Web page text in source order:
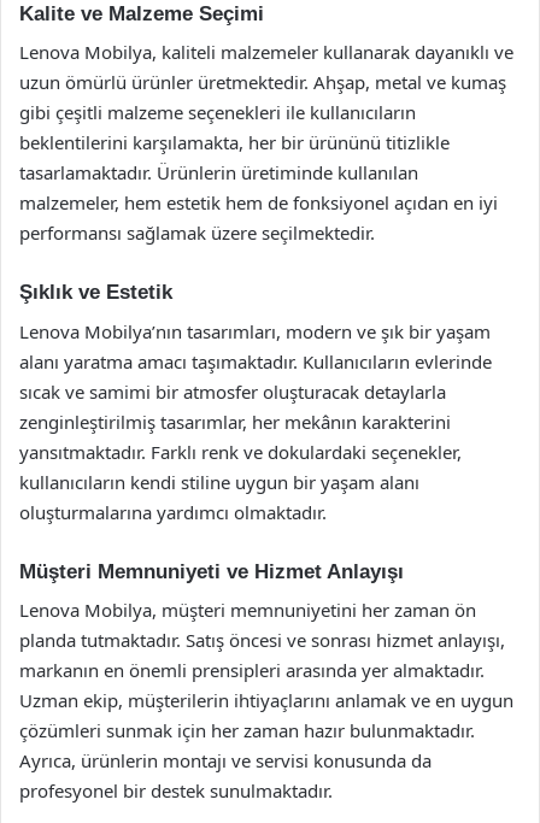
Kalite ve Malzeme Seçimi
Lenova Mobilya, kaliteli malzemeler kullanarak dayanıklı ve
uzun ömürlü ürünler üretmektedir. Ahşap, metal ve kumaş
gibi çeşitli malzeme seçenekleri ile kullanıcıların
beklentilerini karşılamakta, her bir ürününü titizlikle
tasarlamaktadır. Ürünlerin üretiminde kullanılan
malzemeler, hem estetik hem de fonksiyonel açıdan en iyi
performansı sağlamak üzere seçilmektedir.
Şıklık ve Estetik
Lenova Mobilya’nın tasarımları, modern ve şık bir yaşam
alanı yaratma amacı taşımaktadır. Kullanıcıların evlerinde
sıcak ve samimi bir atmosfer oluşturacak detaylarla
zenginleştirilmiş tasarımlar, her mekânın karakterini
yansıtmaktadır. Farklı renk ve dokulardaki seçenekler,
kullanıcıların kendi stiline uygun bir yaşam alanı
oluşturmalarına yardımcı olmaktadır.
Müşteri Memnuniyeti ve Hizmet Anlayışı
Lenova Mobilya, müşteri memnuniyetini her zaman ön
planda tutmaktadır. Satış öncesi ve sonrası hizmet anlayışı,
markanın en önemli prensipleri arasında yer almaktadır.
Uzman ekip, müşterilerin ihtiyaçlarını anlamak ve en uygun
çözümleri sunmak için her zaman hazır bulunmaktadır.
Ayrıca, ürünlerin montajı ve servisi konusunda da
profesyonel bir destek sunulmaktadır.